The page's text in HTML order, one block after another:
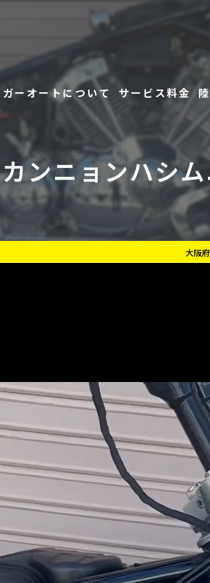
ーオートについて
くあるご質問
様の評価
サービス料金
カンニョンハシ
大阪